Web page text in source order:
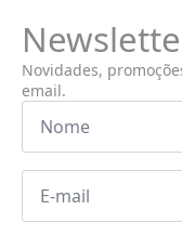
Novidades,
email.
Nome
Email